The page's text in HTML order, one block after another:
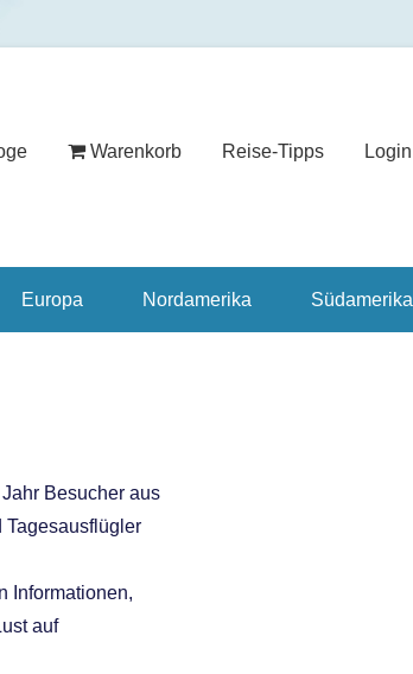
Warenkorb Reise-Tipps Login
Europa Nordamerika Südamerika
Besucher aus
Tagesausflügler
Informationen,
auf